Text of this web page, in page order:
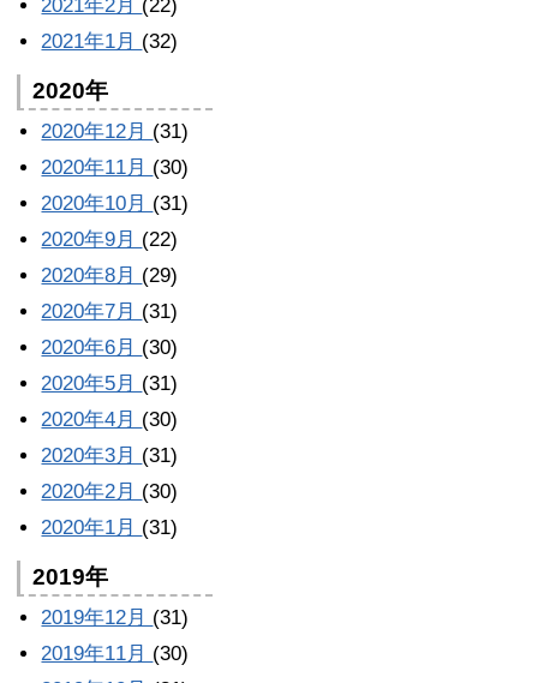
2021年2月 (22)
2021年1月 (32)
2020年
2020年12月 (31)
2020年11月 (30)
2020年10月 (31)
2020年9月 (22)
2020年8月 (29)
2020年7月 (31)
2020年6月 (30)
2020年5月 (31)
2020年4月 (30)
2020年3月 (31)
2020年2月 (30)
2020年1月 (31)
2019年
2019年12月 (31)
2019年11月 (30)